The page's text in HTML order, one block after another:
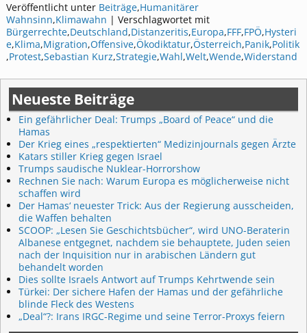
Veröffentlicht unter Beiträge,Humanitärer
Wahnsinn,Klimawahn | Verschlagwortet mit
Bürgerrechte,Deutschland,Distanzeritis,Europa,FFF,FPÖ,Hysteri
e,Klima,Migration,Offensive,Ökodiktatur,Österreich,Panik,Politik
,Protest,Sebastian Kurz,Strategie,Wahl,Welt,Wende,Widerstand
Neueste Beiträge
Ein gefährlicher Deal: Trumps „Board of Peace“ und die
Hamas
Der Krieg eines „respektierten“ Medizinjournals gegen Ärzte
Katars stiller Krieg gegen Israel
Trumps saudische Nuklear-Horrorshow
Rechnen Sie nach: Warum Europa es möglicherweise nicht
schaffen wird
Der Hamas‘ neuester Trick: Aus der Regierung ausscheiden,
die Waffen behalten
SCOOP: „Lesen Sie Geschichtsbücher“, wird UNO-Beraterin
Albanese entgegnet, nachdem sie behauptete, Juden seien
nach der Inquisition nur in arabischen Ländern gut
behandelt worden
Dies sollte Israels Antwort auf Trumps Kehrtwende sein
Türkei: Der sichere Hafen der Hamas und der gefährliche
blinde Fleck des Westens
„Deal“?: Irans IRGC-Regime und seine Terror-Proxys feiern